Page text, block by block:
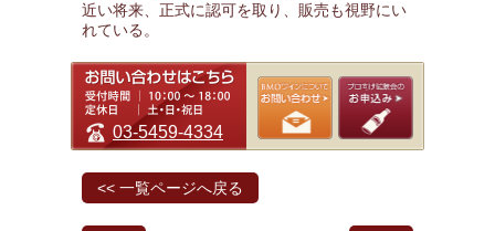
近い将来、正式に認可を取り、販売も視野にい
れている。
03-5459-4334
<< 一覧ページへ戻る